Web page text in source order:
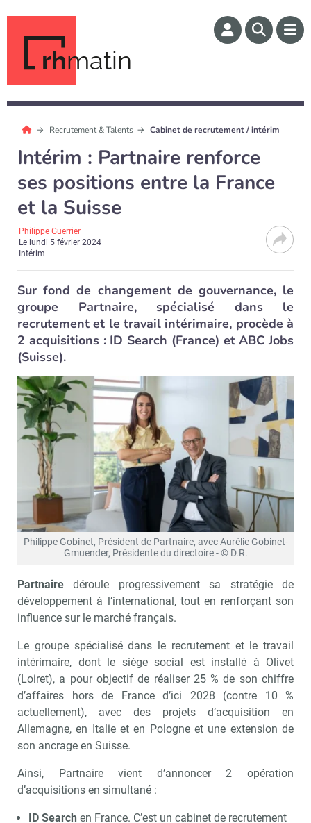
rhmatin
Recrutement & Talents Cabinet de recrutement / intérim
Intérim : Partnaire renforce
ses positions entre la France
et la Suisse
Philippe Guerrier
Le lundi 5 février 2024
Intérim
Sur fond de changement de gouvernance, le
groupe Partnaire, spécialisé dans le
recrutement et le travail intérimaire, procède à
2 acquisitions : ID Search (France) et ABC Jobs
(Suisse).
Philippe Gobinet, Président de Partnaire, avec Aurélie Gobinet-
Gmuender, Présidente du directoire - © D.R.
Partnaire déroule progressivement sa stratégie de
développement à l’international, tout en renforçant son
influence sur le marché français.
Le groupe spécialisé dans le recrutement et le travail
intérimaire, dont le siège social est installé à Olivet
(Loiret), a pour objectif de réaliser 25 % de son chiffre
d’affaires hors de France d’ici 2028 (contre 10 %
actuellement), avec des projets d’acquisition en
Allemagne, en Italie et en Pologne et une extension de
son ancrage en Suisse.
Ainsi, Partnaire vient d’annoncer 2 opération
d’acquisitions en simultané :
ID Search en France. C’est un cabinet de recrutement